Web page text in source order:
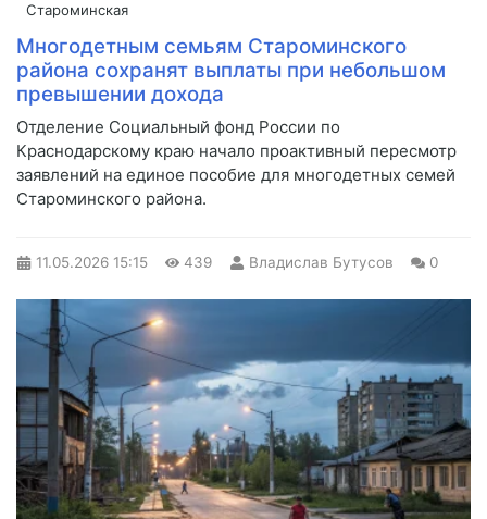
Староминская
Многодетным семьям Староминского
района сохранят выплаты при небольшом
превышении дохода
Отделение Социальный фонд России по
Краснодарскому краю начало проактивный пересмотр
заявлений на единое пособие для многодетных семей
Староминского района.
11.05.2026 15:15 439 Владислав Бутусов 0